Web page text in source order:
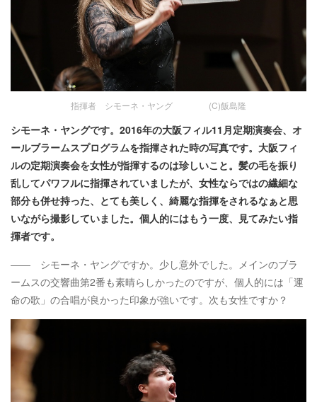
指揮者 シモーネ・ヤング (C)飯島隆
シモーネ・ヤングです。2016年の大阪フィル11月定期演奏会、オ
ールブラームスプログラムを指揮された時の写真です。大阪フィ
ルの定期演奏会を女性が指揮するのは珍しいこと。髪の毛を振り
乱してパワフルに指揮されていましたが、女性ならではの繊細な
部分も併せ持った、とても美しく、綺麗な指揮をされるなぁと思
いながら撮影していました。個人的にはもう一度、見てみたい指
揮者です。
―― シモーネ・ヤングですか。少し意外でした。メインのブラ
ームスの交響曲第2番も素晴らしかったのですが、個人的には「運
命の歌」の合唱が良かった印象が強いです。次も女性ですか？